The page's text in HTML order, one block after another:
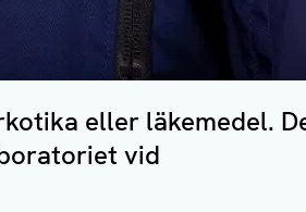
eller läkemedel.
vid